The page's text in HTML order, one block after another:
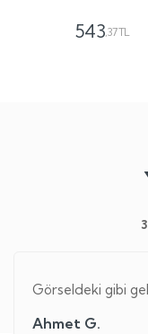
543,37 TL
Görseldeki gibi
Ahmet G.